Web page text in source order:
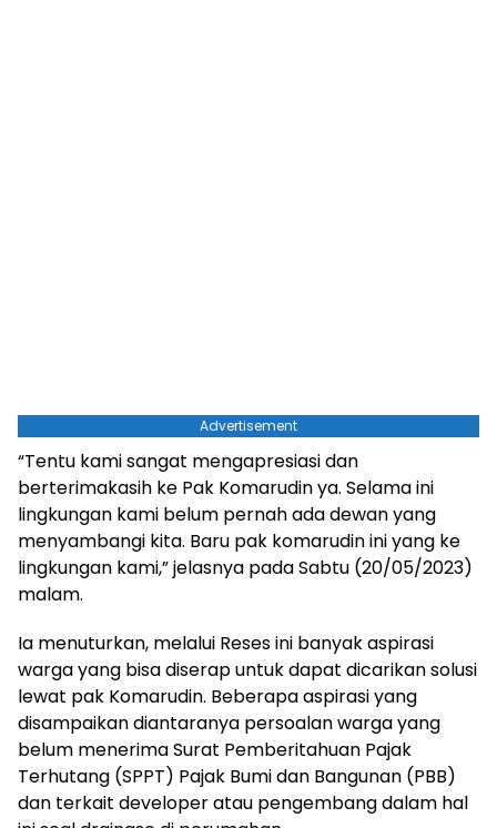
Advertisement
“Tentu kami sangat mengapresiasi dan
berterimakasih ke Pak Komarudin ya. Selama ini
lingkungan kami belum pernah ada dewan yang
menyambangi kita. Baru pak komarudin ini yang ke
lingkungan kami,” jelasnya pada Sabtu (20/05/2023)
malam.
Ia menuturkan, melalui Reses ini banyak aspirasi
warga yang bisa diserap untuk dapat dicarikan solusi
lewat pak Komarudin. Beberapa aspirasi yang
disampaikan diantaranya persoalan warga yang
belum menerima Surat Pemberitahuan Pajak
Terhutang (SPPT) Pajak Bumi dan Bangunan (PBB)
dan terkait developer atau pengembang dalam hal